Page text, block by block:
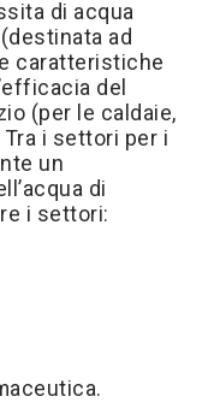
di acqua
(destinata ad
caratteristiche
del
(per le caldaie,
i settori per i
un
di
i settori: